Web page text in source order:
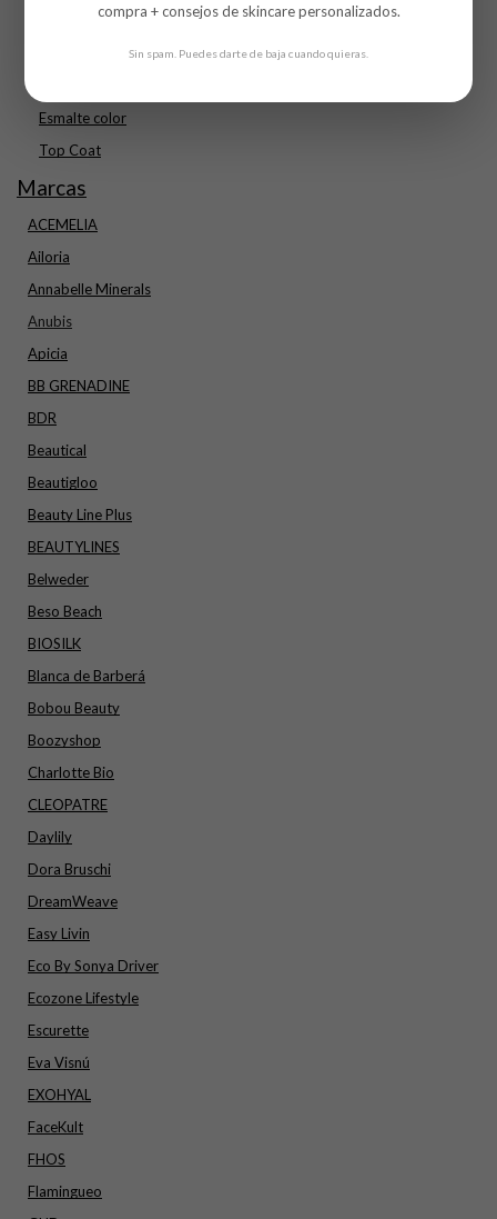
Esmalte color
Top Coat
Marcas
ACEMELIA
Ailoria
Annabelle Minerals
Anubis
Apicia
BB GRENADINE
BDR
Beautical
Beautigloo
Beauty Line Plus
BEAUTYLINES
Belweder
Beso Beach
BIOSILK
Blanca de Barberá
Bobou Beauty
Boozyshop
Charlotte Bio
CLEOPATRE
Daylily
Dora Bruschi
DreamWeave
Easy Livin
Eco By Sonya Driver
Ecozone Lifestyle
Escurette
Eva Visnú
EXOHYAL
FaceKult
FHOS
Flamingueo
compra + consejos de skincare personalizados.
Sin spam. Puedes darte de baja cuando quieras.